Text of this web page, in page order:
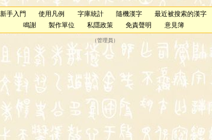
新手入門 使用凡例 字庫統計 隨機漢字
最近被搜索的漢字
鳴謝
製作單位 私隱政策 免責聲明 意見簿
（管理員 ）